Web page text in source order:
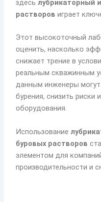
здесьлубрикаторный
растворов играет
Этот высокоточный
оценить, насколько
снижает трение в
реальным скважинным
данным инженеры
бурения, снизить риски
оборудования.
Использование
буровых растворов
элементом для
производительности и